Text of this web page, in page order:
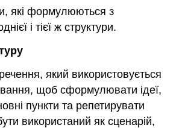
які формулюються з
і тієї ж структури.
який використовується
щоб сформулювати ідеї,
пункти та репетирувати
використаний як сценарій,